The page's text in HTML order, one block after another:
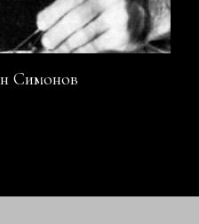
Симонов